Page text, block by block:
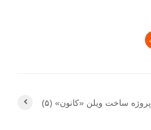
پروژه ساخت ویلن «کانون» (۵)